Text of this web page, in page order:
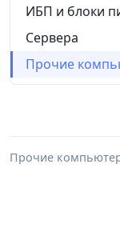
ИБП и блоки
Сервера
Прочие
Прочие